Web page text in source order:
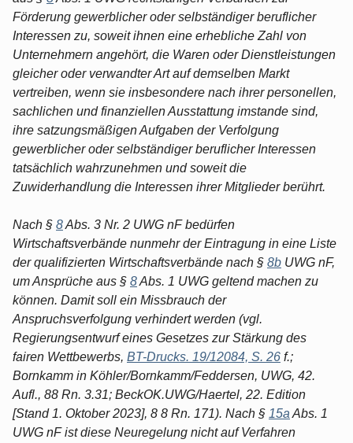
Förderung gewerblicher oder selbständiger beruflicher
Interessen zu, soweit ihnen eine erhebliche Zahl von
Unternehmern angehört, die Waren oder Dienstleistungen
gleicher oder verwandter Art auf demselben Markt
vertreiben, wenn sie insbesondere nach ihrer personellen,
sachlichen und finanziellen Ausstattung imstande sind,
ihre satzungsmäßigen Aufgaben der Verfolgung
gewerblicher oder selbständiger beruflicher Interessen
tatsächlich wahrzunehmen und soweit die
Zuwiderhandlung die Interessen ihrer Mitglieder berührt.
Nach § 8Abs. 3 Nr. 2 UWG nF bedürfen
Wirtschaftsverbände nunmehr der Eintragung in eine Liste
der qualifizierten Wirtschaftsverbände nach § 8b UWG nF,
um Ansprüche aus § 8Abs. 1 UWG geltend machen zu
können. Damit soll ein Missbrauch der
Anspruchsverfolgung verhindert werden (vgl.
Regierungsentwurf eines Gesetzes zur Stärkung des
fairen Wettbewerbs, BT-Drucks. 19/12084, S. 26 f.;
Bornkamm in Köhler/Bornkamm/Feddersen, UWG, 42.
Aufl., 88 Rn. 3.31; BeckOK.UWG/Haertel, 22. Edition
[Stand 1. Oktober 2023], 8 8 Rn. 171). Nach § 15a Abs. 1
UWG nF ist diese Neuregelung nicht auf Verfahren